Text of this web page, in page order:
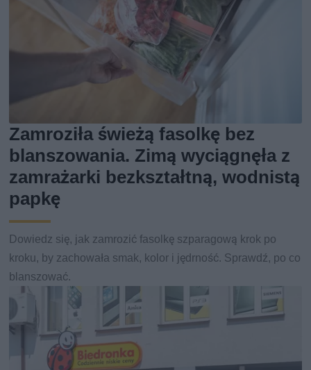
Zamroziła świeżą fasolkę bez
blanszowania. Zimą wyciągnęła z
zamrażarki bezkształtną, wodnistą
papkę
Dowiedz się, jak zamrozić fasolkę szparagową krok po
kroku, by zachowała smak, kolor i jędrność. Sprawdź, po co
blanszować.